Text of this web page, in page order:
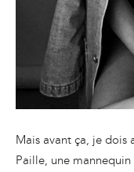
Mais avant ça, je dois
Paille, une